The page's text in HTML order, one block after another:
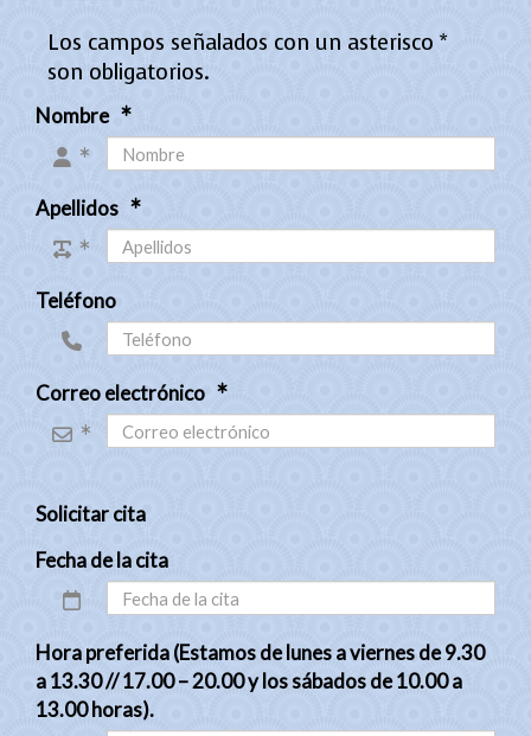
Los campos señalados con un asterisco *
son obligatorios.
Nombre
Apellidos
Teléfono
Correo electrónico
Solicitar cita
Fecha de la cita
Hora preferida (Estamos de lunes a viernes de 9.30
a 13.30 // 17.00 – 20.00 y los sábados de 10.00 a
13.00 horas).